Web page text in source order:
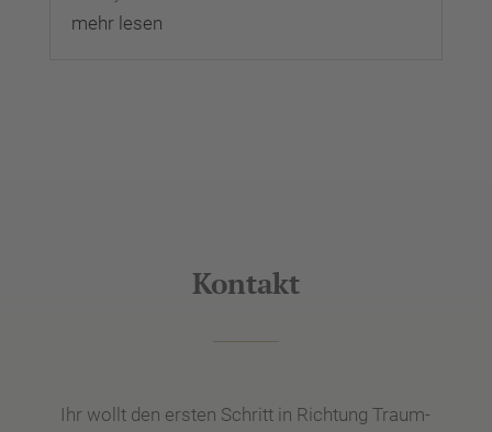
mehr lesen
Kontakt
Ihr wollt den ersten Schritt in Richtung Traum-